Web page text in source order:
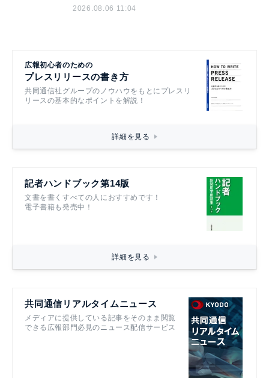
2026.08.06 11:04
広報初心者のための
プレスリリースの書き方
共同通信社グループのノウハウをもとにプレスリ
リースの基本的なポイントを解説！
詳細を見る
記者ハンドブック第14版
文書を書くすべての人におすすめです！
電子書籍も発売中！
詳細を見る
共同通信リアルタイムニュース
メディアに提供している記事をそのまま閲覧
できる広報部門必見のニュース配信サービス